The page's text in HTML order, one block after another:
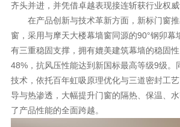
一体化产品
门窗实力派
理想生活
新视界
新标赋能中心
齐头并进，并凭借卓越表现接连斩获行业权威
在产品创新与技术革新方面，新标门窗
窗，采用与摩天大楼幕墙窗同源的90°钢卯幕
有三重稳固支撑，拥有媲美建筑幕墙的稳固
48%，抗风压性能达到新国标最高等级9级。
技术，依托百年虹吸原理优化与三道密封工
导与热渗透，大幅提升门窗的隔热、保温、
了产品性能的全面跨越。